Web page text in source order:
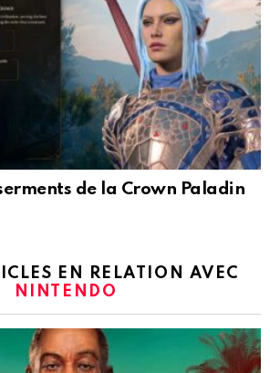
de la Crown Paladin
EN RELATION AVEC
NINTENDO